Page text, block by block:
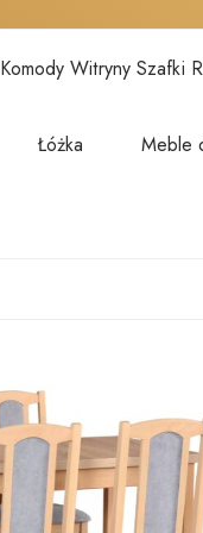
Komody Witryny Szafki
Łóżka Meble